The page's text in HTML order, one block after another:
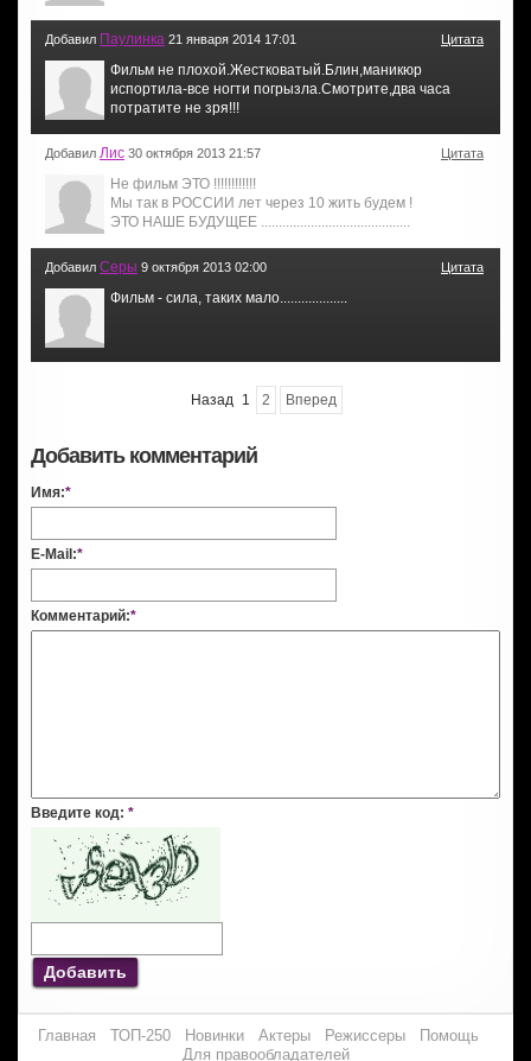
Добавил Паулинка 21 января 2014 17:01 Цитата
Фильм не плохой.Жестковатый.Блин,маникюр
испортила-все ногти погрызла.Смотрите,два часа
потратите не зря!!!
Добавил Лис 30 октября 2013 21:57 Цитата
Не фильм ЭТО !!!!!!!!!!!!
Мы так в РОССИИ лет через 10 жить будем !
ЭТО НАШЕ БУДУЩЕЕ ..........................................
Добавил Серы 9 октября 2013 02:00 Цитата
Фильм - сила, таких мало...................
Назад 1 2 Вперед
Добавить комментарий
Имя:*
E-Mail:*
Комментарий:*
Введите код: *
Добавить
Главная ТОП-250 Новинки Актеры Режиссеры
Помощь
Для правообладателей